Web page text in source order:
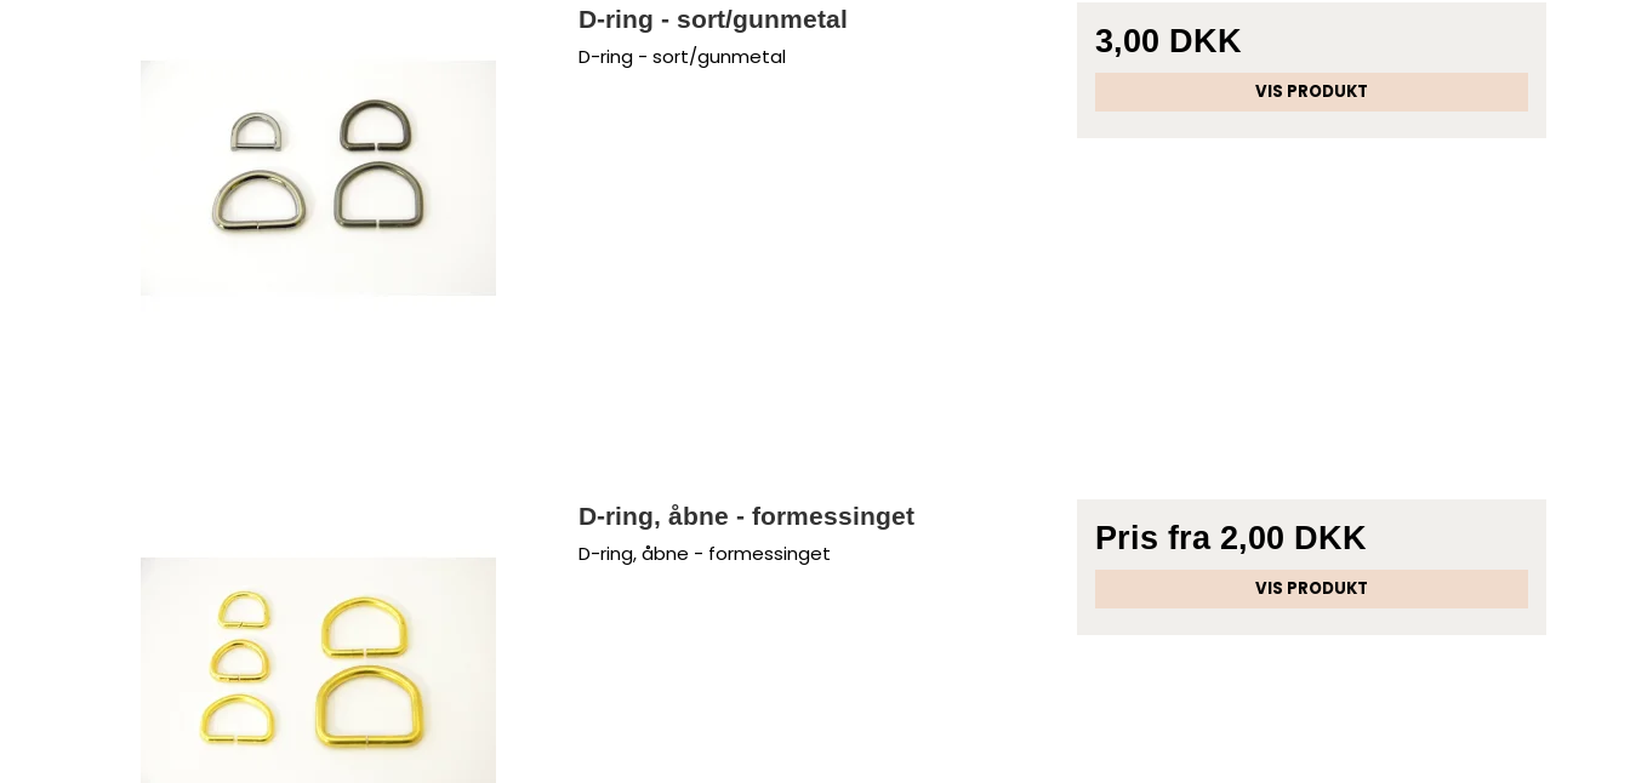
D-ring - sort/gunmetal
D-ring - sort/gunmetal 3,00 DKK
VIS PRODUKT
D-ring, åbne - formessinget
D-ring, åbne - formessinget Pris fra 2,00 DKK
VIS PRODUKT